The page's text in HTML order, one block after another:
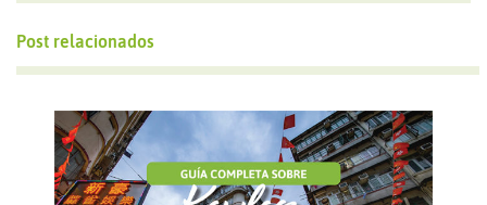
Post relacionados